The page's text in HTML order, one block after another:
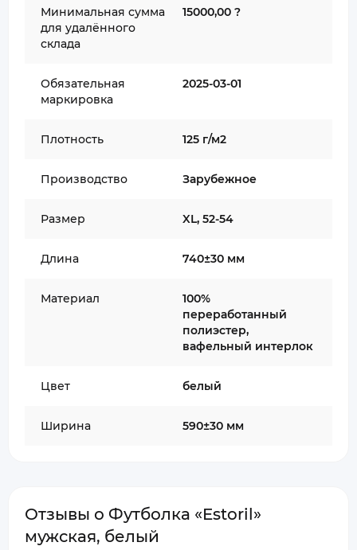
Минимальная сумма
для удалённого
склада
15000,00 ?
Обязательная
маркировка
2025-03-01
Плотность 125 г/м2
Производство Зарубежное
Размер XL, 52-54
Длина 740±30 мм
Материал
100%
переработанный
полиэстер,
вафельный интерлок
Цвет белый
Ширина 590±30 мм
Отзывы о Футболка «Estoril»
мужская, белый